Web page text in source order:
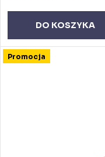
DO KOSZYKA
Promocja